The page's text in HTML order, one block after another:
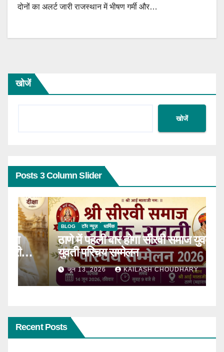
दोनों का अलर्ट जारी राजस्थान में भीषण गर्मी और…
खोजें
खोजें
Posts 3 Column Slider
BLOG टॉप न्यूज़ धार्मिक
ठाणे में पहली बार होगा सीरवी समाज युवक-
युवती परिचय सम्मेलन
जून 13, 2026 KAILASH CHOUDHARY
Recent Posts